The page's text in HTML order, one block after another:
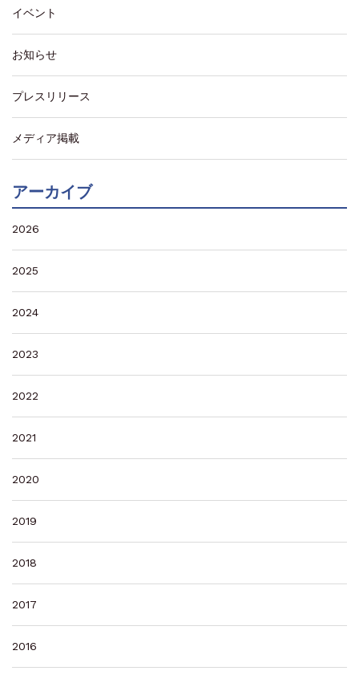
イベント
お知らせ
プレスリリース
メディア掲載
アーカイブ
2026
2025
2024
2023
2022
2021
2020
2019
2018
2017
2016